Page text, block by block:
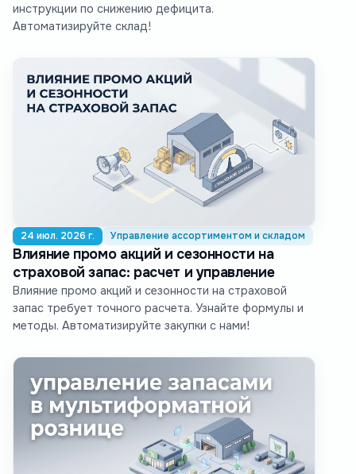
инструкции по снижению дефицита.
Автоматизируйте склад!
24 июл. 2026 г. Управление ассортиментом и складом
Влияние промо акций и сезонности на
страховой запас: расчет и управление
Влияние промо акций и сезонности на страховой
запас требует точного расчета. Узнайте формулы и
методы. Автоматизируйте закупки с нами!